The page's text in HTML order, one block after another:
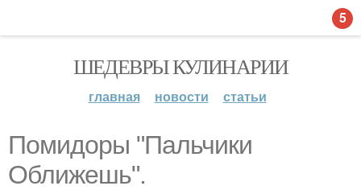
ШЕДЕВРЫ КУЛИНАРИИ
главная новости статьи
Помидоры "Пальчики
Оближешь".
5